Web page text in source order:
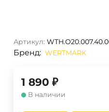
Артикул:
Бренд: WERTMARK
1 890 ₽
В наличии